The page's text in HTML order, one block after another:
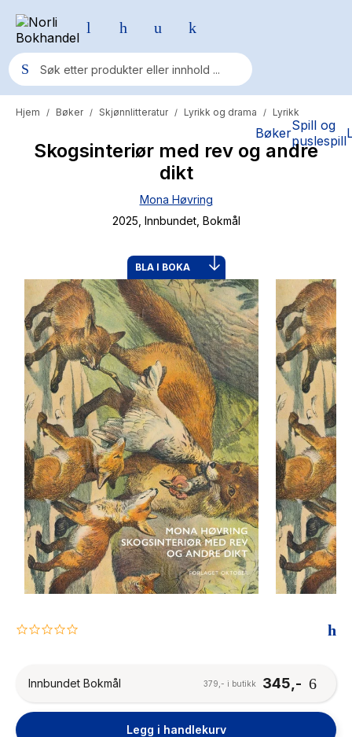
BøkerSpill og
puslespill
Populære søk
Pokemon
Fury Bound - Sable Sorensen
Hitster
Hypopressiv trening
The Housemaid
Hjem / Bøker / Skjønnlitteratur / Lyrikk og drama / Lyrikk
Skogsinteriør med rev og andre
dikt
Mona Høvring
2025 , Innbundet, Bokmål
BLA I BOKA
0.0
Innbundet Bokmål
345,-
379,- i butikk
Legg i handlekurv